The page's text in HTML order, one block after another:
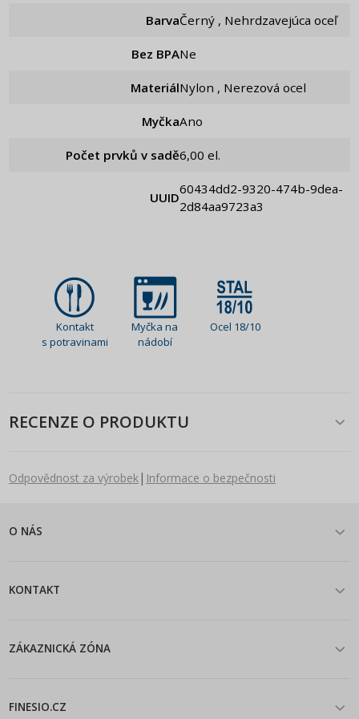
Barva Černý , Nehrdzavejúca oceľ
Bez BPA Ne
Materiál Nylon , Nerezová ocel
Myčka Ano
Počet prvků v sadě 6,00 el.
UUID
60434dd2-9320-474b-9dea-
2d84aa9723a3
Kontakt
s potravinami
Myčka na
nádobí
Ocel 18/10
RECENZE O PRODUKTU
Odpovědnost za výrobek| Informace o bezpečnosti
O NÁS
KONTAKT
ZÁKAZNICKÁ ZÓNA
FINESIO.CZ